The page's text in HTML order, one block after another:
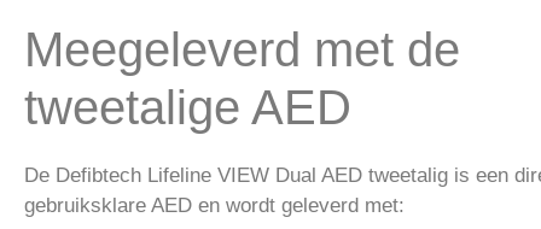
Meegeleverd met de
tweetalige AED
De Defibtech Lifeline VIEW Dual AED tweetalig is een
gebruiksklare AED en wordt geleverd met: